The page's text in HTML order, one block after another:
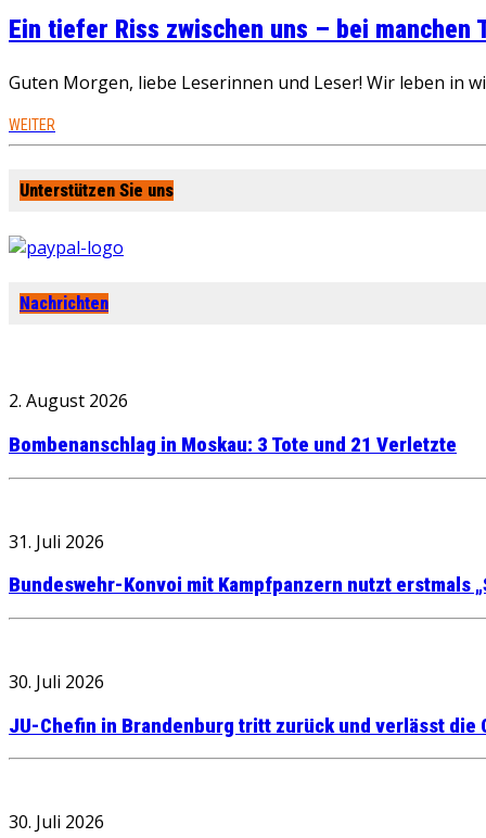
Ein tiefer Riss zwischen uns – bei
Guten Morgen, liebe Leserinnen und Leser! Wir leben in
WEITER
Unterstützen Sie uns
Nachrichten
2. August 2026
Bombenanschlag in Moskau: 3 Tote und 21 Verletzte
31. Juli 2026
Bundeswehr-Konvoi mit Kampfpanzern nutzt erstmals
30. Juli 2026
JU-Chefin in Brandenburg tritt zurück und verlässt die
30. Juli 2026